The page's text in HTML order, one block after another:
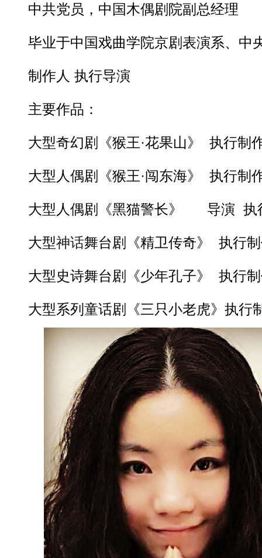
中共党员，中国木偶剧院副总经理
毕业于中国戏曲学院京剧表演系、中
制作人 执行导演
主要作品：
大型奇幻剧《猴王·花果山》 执行制
大型人偶剧《猴王·闯东海》 执行制
大型人偶剧《黑猫警长》 导演 执
大型神话舞台剧《精卫传奇》 执行
大型史诗舞台剧《少年孔子》 执行制
大型系列童话剧《三只小老虎》执行